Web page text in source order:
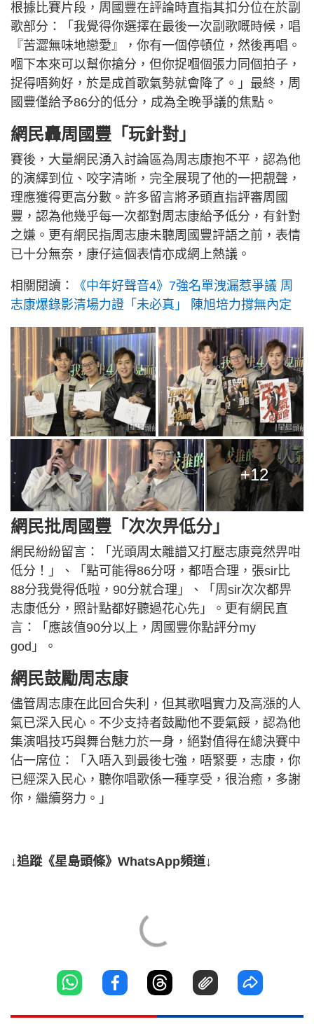
根據比賽片段，周國豐在評論時直指其扣分位在於副
歌部分：「我覺得你選擇在最後一次副歌嘅時候，唱
『苦澀無味地戀愛』，你有一個停頓位，然後再唱。
嗰下本來可以幫你搶分，但你捉嗰個張力同個拍子，
捉得唔夠好，於是成首歌氣勢就會降了。」最終，周
國豐僅給予86分的低分，成為全晚爭議的焦點。
網民轟周國豐「玩針對」
賽後，大量網民湧入討論區為周志康抱不平，認為他
的演繹到位、咬字清晰，完全展現了他的一把靚聲，
理應獲得更高分數。許多留言將矛頭直指評審周國
豐，認為他幾乎每一次都對周志康給予低分，有針對
之嫌。更有網民指周志康未聽周國豐評語之前，表情
已十分無奈，康仔這個表情亦成網上熱議。
相關閱讀：
《中年好聲音4》7強名單洩漏惹爭議 周
志康爆錄影清場力證「未必真」 陳旭培力撐無內定
+12
網民批周國豐「次次畀低分」
網民紛紛留言：「光頭周太離譜又打壓志康竟然畀咁
低分！」、「點可能得86分呀，都唔合理，張sir比
88分我覺得低啦，90分就合理」、「周sir次次都畀
志康低分，照計點都好聽過花心先」。更有網民直
言：「應該值90分以上，周國豐你點評分my
god」。
網民鼓勵周志康
儘管周志康在此回合失利，但其歌唱實力及高漲的人
氣已深入民心。不少支持者鼓勵他不要氣餒，認為他
集演唱技巧與舞台魅力於一身，絕對值得在總決賽中
佔一席位：「入唔入到最後七強，唔緊要，志康，你
已經深入民心，聽你唱歌係一種享受，很治癒，多謝
你，繼續努力。」
↓追蹤《星島頭條》WhatsApp頻道↓